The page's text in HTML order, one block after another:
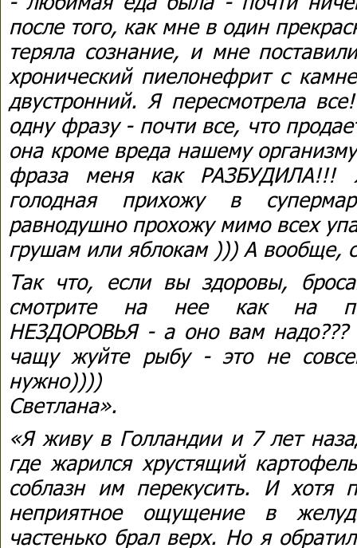
после того, как мне в один
теряла сознание, и мне
хронический пиелонефрит с
двустронний. Я пересмотрела
одну фразу - почти все, что
она кроме вреда нашему
фраза меня как
голодная прихожу в
равнодушно прохожу мимо всех
грушам или яблокам ))) А вообще,
Так что, если вы здоровы,
смотрите на нее как на
НЕЗДОРОВЬЯ - а оно вам
чащу жуйте рыбу - это не
нужно))))
Светлана».
«Я живу в Голландии и 7 лет
где жарился хрустящий
соблазн им перекусить. И хотя
неприятное ощущение в
частенько брал верх. Но я